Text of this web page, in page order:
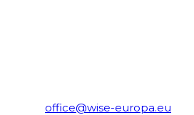
office@wise-europa.eu